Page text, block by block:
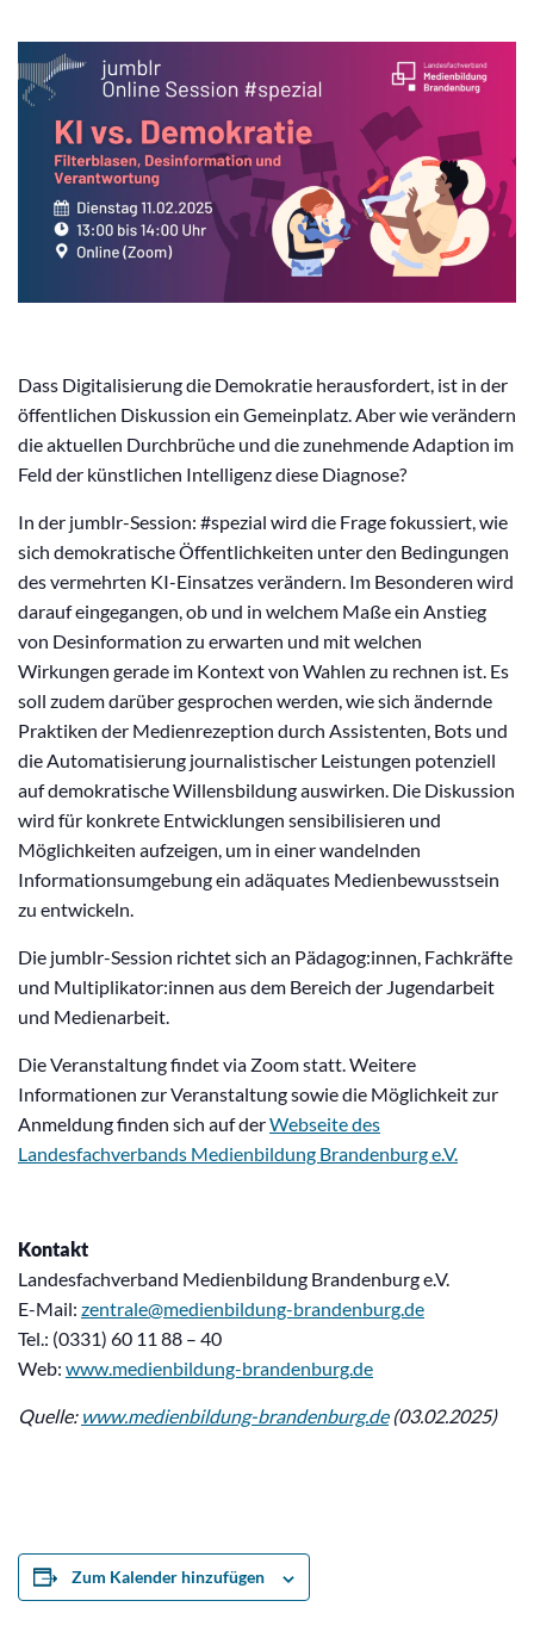
Dass Digitalisierung die Demokratie herausfordert, ist in der
öffentlichen Diskussion ein Gemeinplatz. Aber wie verändern
die aktuellen Durchbrüche und die zunehmende Adaption im
Feld der künstlichen Intelligenz diese Diagnose?
In der jumblr-Session: #spezial wird die Frage fokussiert, wie
sich demokratische Öffentlichkeiten unter den Bedingungen
des vermehrten KI-Einsatzes verändern. Im Besonderen wird
darauf eingegangen, ob und in welchem Maße ein Anstieg
von Desinformation zu erwarten und mit welchen
Wirkungen gerade im Kontext von Wahlen zu rechnen ist. Es
soll zudem darüber gesprochen werden, wie sich ändernde
Praktiken der Medienrezeption durch Assistenten, Bots und
die Automatisierung journalistischer Leistungen potenziell
auf demokratische Willensbildung auswirken. Die Diskussion
wird für konkrete Entwicklungen sensibilisieren und
Möglichkeiten aufzeigen, um in einer wandelnden
Informationsumgebung ein adäquates Medienbewusstsein
zu entwickeln.
Die jumblr-Session richtet sich an Pädagog:innen, Fachkräfte
und Multiplikator:innen aus dem Bereich der Jugendarbeit
und Medienarbeit.
Die Veranstaltung findet via Zoom statt.Weitere
Informationen zur Veranstaltung sowie die Möglichkeit zur
Anmeldung finden sich auf derWebseite des
Landesfachverbands Medienbildung Brandenburg e.V.
Kontakt
Landesfachverband Medienbildung Brandenburg e.V.
E-Mail: zentrale@medienbildung-brandenburg.de
Tel.: (0331) 60 11 88 – 40
Web: www.medienbildung-brandenburg.de
Quelle: www.medienbildung-brandenburg.de(03.02.2025)
Zum Kalender hinzufügen